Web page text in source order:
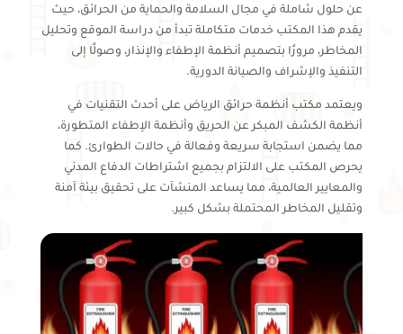
عن حلول شاملة في مجال السلامة والحماية من الحرائق، حيث
يقدم هذا المكتب خدمات متكاملة تبدأ من دراسة الموقع وتحليل
المخاطر، مرورًا بتصميم أنظمة الإطفاء والإنذار، وصولًا إلى
التنفيذ والإشراف والصيانة الدورية.
ويعتمد مكتب أنظمة حرائق الرياض على أحدث التقنيات في
أنظمة الكشف المبكر عن الحريق وأنظمة الإطفاء المتطورة،
مما يضمن استجابة سريعة وفعالة في حالات الطوارئ. كما
يحرص المكتب على الالتزام بجميع اشتراطات الدفاع المدني
والمعايير العالمية، مما يساعد المنشآت على تحقيق بيئة آمنة
وتقليل المخاطر المحتملة بشكل كبير.